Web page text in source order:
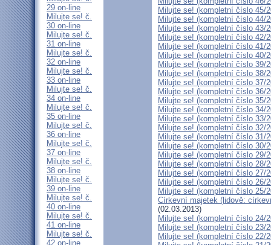
29 on-line
Milujte se! č.
30 on-line
Milujte se! č.
31 on-line
Milujte se! č.
32 on-line
Milujte se! č.
33 on-line
Milujte se! č.
34 on-line
Milujte se! č.
35 on-line
Milujte se! č.
36 on-line
Milujte se! č.
37 on-line
Milujte se! č.
38 on-line
Milujte se! č.
39 on-line
Milujte se! č.
40 on-line
Milujte se! č.
41 on-line
Milujte se! č.
42 on-line
Milujte se! (kompletní číslo 45/
Milujte se! (kompletní číslo 44/
Milujte se! (kompletní číslo 43/
Milujte se! (kompletní číslo 42/
Milujte se! (kompletní číslo 41/
Milujte se! (kompletní číslo 40/
Milujte se! (kompletní číslo 39/
Milujte se! (kompletní číslo 38/
Milujte se! (kompletní číslo 37/
Milujte se! (kompletní číslo 36/
Milujte se! (kompletní číslo 35/
Milujte se! (kompletní číslo 34/
Milujte se! (kompletní číslo 33/
Milujte se! (kompletní číslo 32/
Milujte se! (kompletní číslo 31/
Milujte se! (kompletní číslo 30/
Milujte se! (kompletní číslo 29/
Milujte se! (kompletní číslo 28/
Milujte se! (kompletní číslo 27/
Milujte se! (kompletní číslo 26/
Milujte se! (kompletní číslo 25/
Církevní majetek (lidově:
(02.03.2013)
Milujte se! (kompletní číslo 24/
Milujte se! (kompletní číslo 23/
Milujte se! (kompletní číslo 22/